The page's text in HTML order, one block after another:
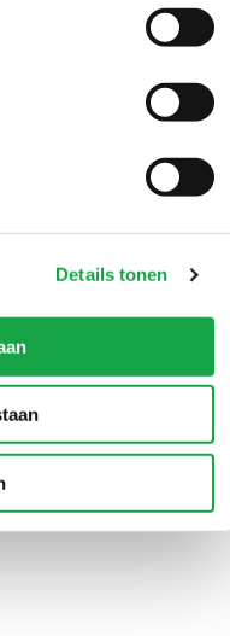
Details tonen
(opent in een nieuw
Haaglanden (opent in
Haaglanden (opent in
Omgevingsdienst